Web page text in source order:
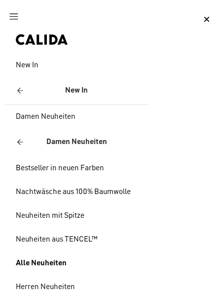
Zum Hauptinhalt springen
New In
New In
Damen Neuheiten
Damen Neuheiten
Bestseller in neuen Farben
Nachtwäsche aus 100% Baumwolle
Neuheiten mit Spitze
Neuheiten aus TENCEL™
Alle Neuheiten
Herren Neuheiten